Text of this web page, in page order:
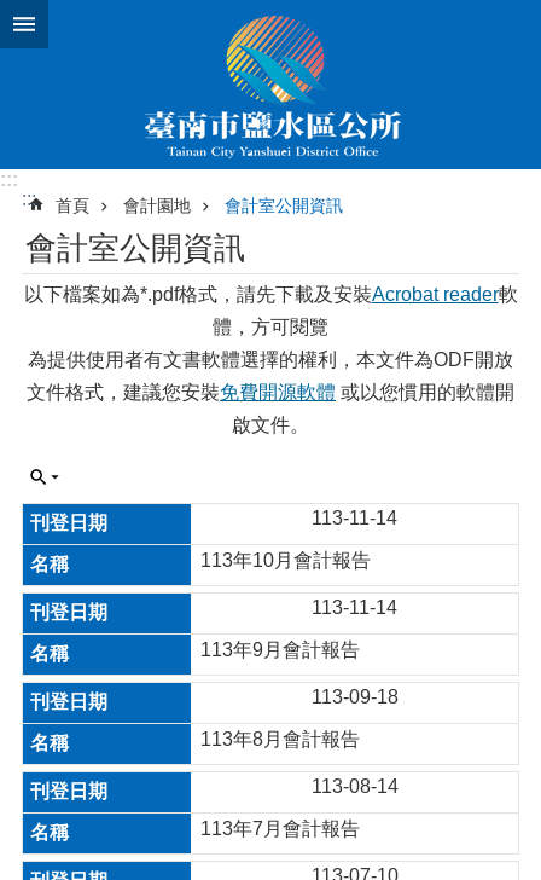
跳到主要內容區塊
:::
:::
首頁 會計園地 會計室公開資訊
會計室公開資訊
以下檔案如為*.pdf格式，請先下載及安裝Acrobat reader軟
體，方可閱覽
為提供使用者有文書軟體選擇的權利，本文件為ODF開放
文件格式，建議您安裝免費開源軟體 或以您慣用的軟體開
啟文件。
113-11-14
113年10月會計報告
113-11-14
113年9月會計報告
113-09-18
113年8月會計報告
113-08-14
113年7月會計報告
113-07-10